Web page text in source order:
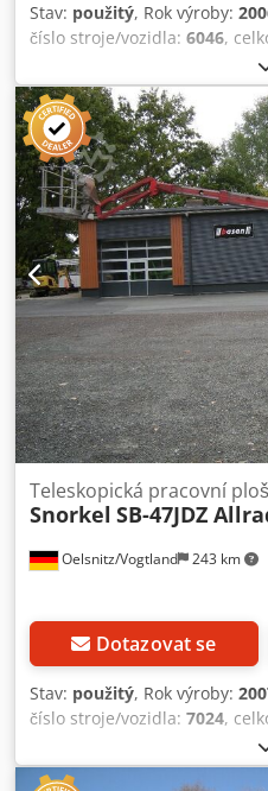
Stav: použitý, Rok výroby:
číslo stroje/vozidla: 6046,
Teleskopická pracovní
pracovní výška 17 m *
pracovní výška 17,4 m, *
dosah 12 m, * rok výroby
teleskopické výložníky,
tříválcovým dieselovým
velikost pneumatik 12-16,5,
hloubka dezénu 12–15 mm,
rozmístění kol 4x4, * celkové
mm, * hmotnost 6432 kg, *
koš, * ocelová konstrukce
2340 x 550 x 1100 mm, *
generátor. Podrobnější
zašleme na vyžádání. Tato
závaznou nabídku a může
odpovědni za úplnost a
Oelsnitz/Vogtland 243 km
Teleskopická pracovní
Snorkel SB-47JDZ
Dotazovat se
Stav: použitý, Rok výroby:
číslo stroje/vozidla: 7024,
Teleskopická pracovní
pracovní výška 16 m